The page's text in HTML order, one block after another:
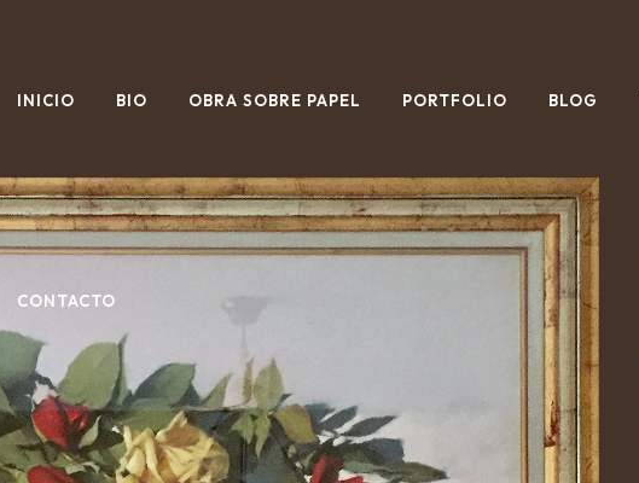
INICIO BIO OBRA SOBRE PAPEL PORTFOLIO BLOG
CONTACTO